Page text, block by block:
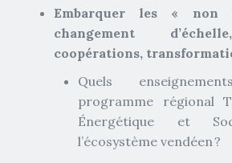
Embarquer les « non
changement
coopérations,
Quels
programme régional
Énergétique et
l’écosystème vendéen ?